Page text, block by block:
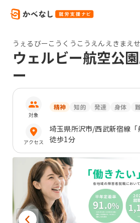
うぇるびーこうくうこうえんえきまえ
ウェルビー航空公
ー
対象
精神 知的 発達 身体
アクセス
埼玉県所沢市/西武新宿線
徒歩1分